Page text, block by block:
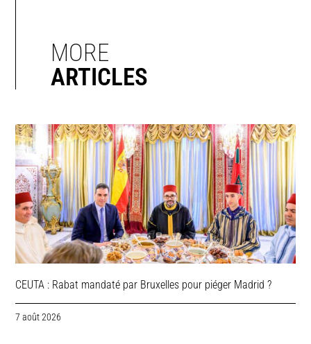
MORE
ARTICLES
CEUTA : Rabat mandaté par Bruxelles pour piéger Madrid ?
7 août 2026